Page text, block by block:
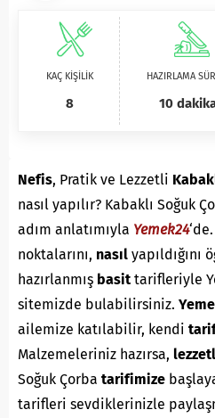
KAÇ KİŞİLİK
8
HAZIRLAMA
10
Nefis, Pratik ve Lezzetli
nasıl yapılır? Kabaklı Soğuk
adım anlatımıyla Yemek24‘de.
noktalarını, nasıl yapıldığını
hazırlanmış basittarifleriyle
sitemizde bulabilirsiniz.
ailemize katılabilir, kendi
Malzemeleriniz hazırsa,
Soğuk Çorba tarifimize
tarifleri sevdiklerinizle